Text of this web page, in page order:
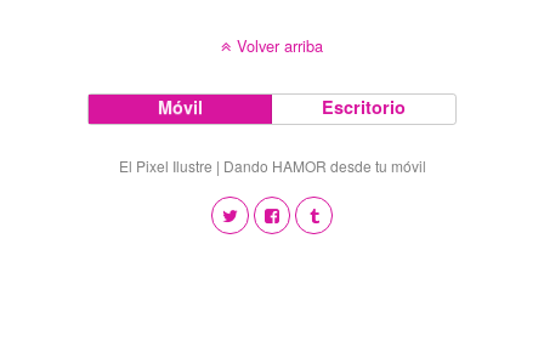
Volver arriba
Móvil Escritorio
El Pixel Ilustre | Dando HAMOR desde tu móvil